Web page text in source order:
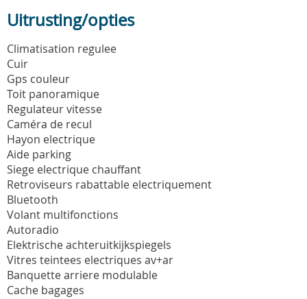
Uitrusting/opties
Climatisation regulee
Cuir
Gps couleur
Toit panoramique
Regulateur vitesse
Caméra de recul
Hayon electrique
Aide parking
Siege electrique chauffant
Retroviseurs rabattable electriquement
Bluetooth
Volant multifonctions
Autoradio
Elektrische achteruitkijkspiegels
Vitres teintees electriques av+ar
Banquette arriere modulable
Cache bagages